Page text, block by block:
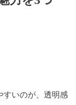
すいのが、透明感